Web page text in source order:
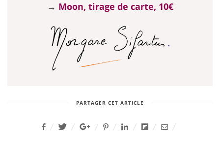
→ Moon, tirage de carte, 10€
PARTAGER CET ARTICLE